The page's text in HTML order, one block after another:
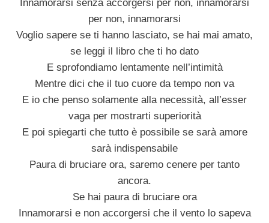
Innamorarsi senza accorgersi per non, innamorarsi
per non, innamorarsi
Voglio sapere se ti hanno lasciato, se hai mai amato,
se leggi il libro che ti ho dato
E sprofondiamo lentamente nell’intimità
Mentre dici che il tuo cuore da tempo non va
E io che penso solamente alla necessità, all’esser
vaga per mostrarti superiorità
E poi spiegarti che tutto è possibile se sarà amore
sarà indispensabile
Paura di bruciare ora, saremo cenere per tanto
ancora.
Se hai paura di bruciare ora
Innamorarsi e non accorgersi che il vento lo sapeva